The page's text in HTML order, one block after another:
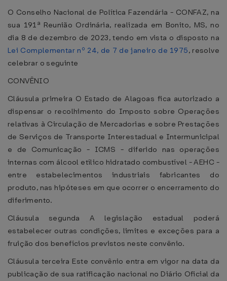
O Conselho Nacional de Política Fazendária - CONFAZ, na
sua 191ª Reunião Ordinária, realizada em Bonito, MS, no
dia 8 de dezembro de 2023, tendo em vista o disposto na
Lei Complementar nº 24, de 7 de janeiro de 1975, resolve
celebrar o seguinte
CONVÊNIO
Cláusula primeira O Estado de Alagoas fica autorizado a
dispensar o recolhimento do Imposto sobre Operações
relativas à Circulação de Mercadorias e sobre Prestações
de Serviços de Transporte Interestadual e Intermunicipal
e de Comunicação - ICMS - diferido nas operações
internas com álcool etílico hidratado combustível - AEHC -
entre estabelecimentos industriais fabricantes do
produto, nas hipóteses em que ocorrer o encerramento do
diferimento.
Cláusula segunda A legislação estadual poderá
estabelecer outras condições, limites e exceções para a
fruição dos benefícios previstos neste convênio.
Cláusula terceira Este convênio entra em vigor na data da
publicação de sua ratificação nacional no Diário Oficial da